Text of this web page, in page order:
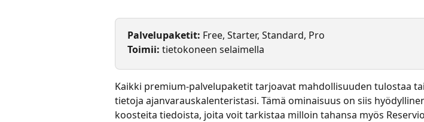
Palvelupaketit: Free, Starter, Standard, Pro
Toimii: tietokoneen selaimella
Kaikki premium-palvelupaketit tarjoavat mahdollisuuden tulostaa
tietoja ajanvarauskalenteristasi. Tämä ominaisuus on siis
koosteita tiedoista, joita voit tarkistaa milloin tahansa myös